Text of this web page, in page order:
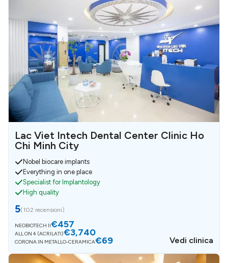
Lac Viet Intech Dental Center Clinic Ho
Chi Minh City
Nobel biocare implants
Everything in one place
Specialist for Implantology
High quality
5(102 recensioni)
NEOBIOTECH II€457
ALL ON 4 (ACRILATI)€3,740
CORONA IN METALLO-CERAMICA€69 Vedi clinica